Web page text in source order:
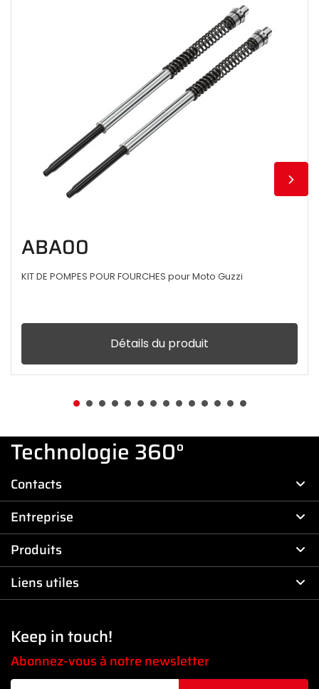
ABA00
KIT DE POMPES POUR FOURCHES pour Moto Guzzi
Détails du produit
Technologie 360°
Contacts
Entreprise
Produits
Liens utiles
Keep in touch!
Abonnez-vous à notre newsletter